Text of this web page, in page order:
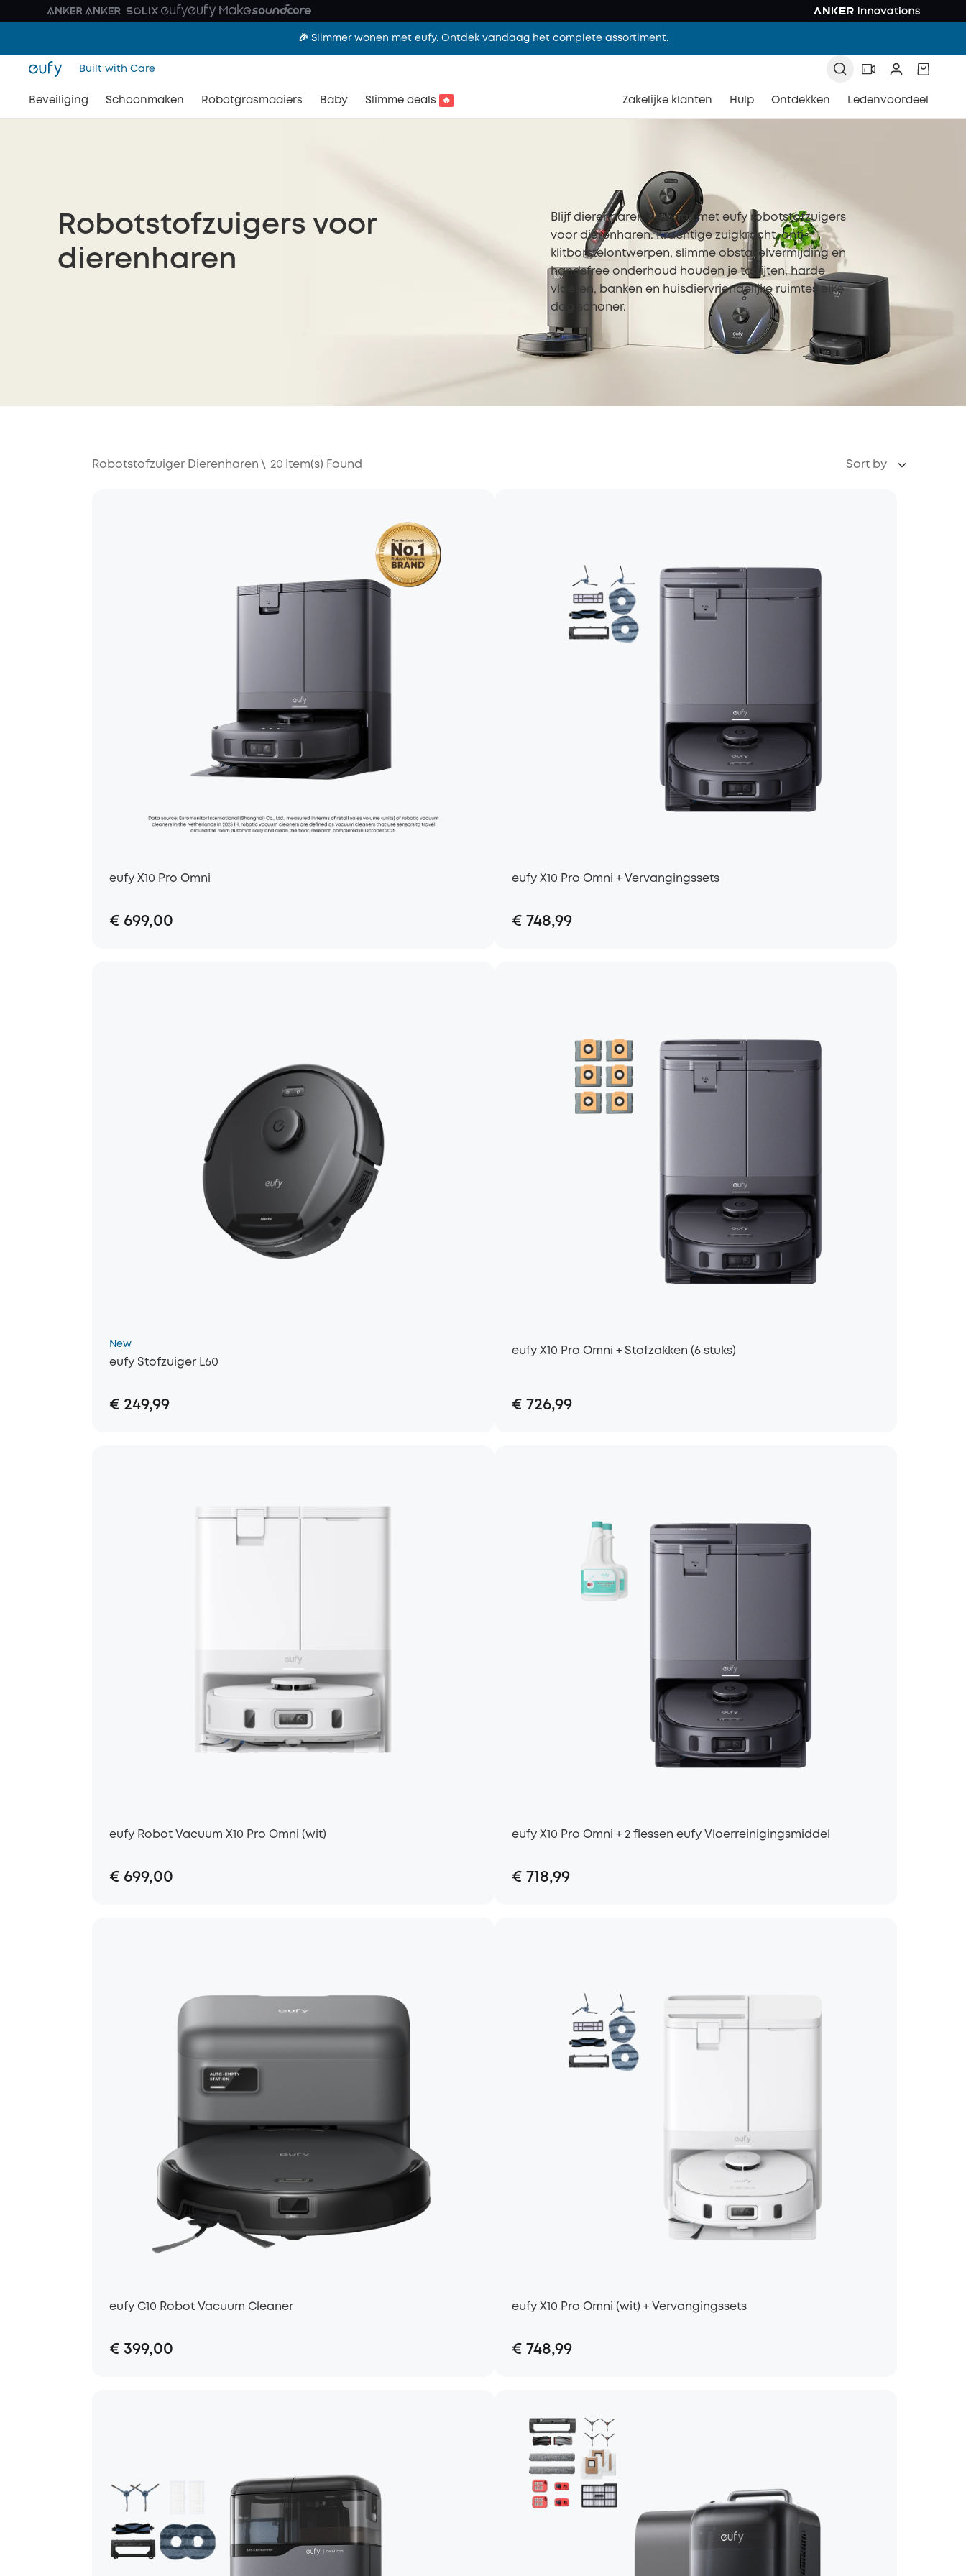
🎉 Slimmer wonen met eufy. Ontdek vandaag het complete assortiment.
Built with Care
Beveiliging Schoonmaken Robotgrasmaaiers Baby Slimme deals 🔥 Zakelijke klanten Hulp Ontdekken Ledenvoordeel
Robotstofzuigers voor
dierenharen
Blijf dierenharen de baas met eufy robotstofzuigers
voor dierenharen. Krachtige zuigkracht, anti-
klitborstelontwerpen, slimme obstakelvermijding en
handsfree onderhoud houden je tapijten, harde
vloeren, banken en huisdiervriendelijke ruimtes elke
dag schoner.
Robotstofzuiger Dierenharen \ 20 Item(s) Found Sort by
eufy X10 Pro Omni
€ 699,00
eufy X10 Pro Omni + Vervangingssets
€ 748,99
New
eufy Stofzuiger L60
€ 249,99
eufy X10 Pro Omni + Stofzakken (6 stuks)
€ 726,99
eufy Robot Vacuum X10 Pro Omni (wit)
€ 699,00
eufy X10 Pro Omni + 2 flessen eufy Vloerreinigingsmiddel
€ 718,99
eufy C10 Robot Vacuum Cleaner
€ 399,00
eufy X10 Pro Omni (wit) + Vervangingssets
€ 748,99